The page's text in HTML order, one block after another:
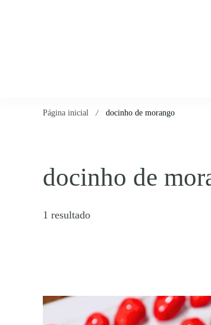
Página inicial docinho de morango
docinho de
1 resultado